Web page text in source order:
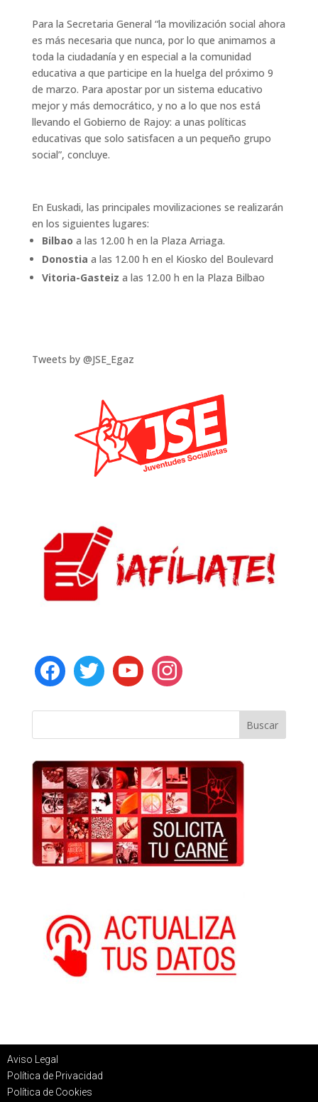
Para la Secretaria General “la movilización social ahora
es más necesaria que nunca, por lo que animamos a
toda la ciudadanía y en especial a la comunidad
educativa a que participe en la huelga del próximo 9
de marzo. Para apostar por un sistema educativo
mejor y más democrático, y no a lo que nos está
llevando el Gobierno de Rajoy: a unas políticas
educativas que solo satisfacen a un pequeño grupo
social”, concluye.
En Euskadi, las principales movilizaciones se realizarán
en los siguientes lugares:
Bilbao a las 12.00 h en la Plaza Arriaga.
Donostia a las 12.00 h en el Kiosko del Boulevard
Vitoria-Gasteiz a las 12.00 h en la Plaza Bilbao
Tweets by @JSE_Egaz
Aviso Legal
Política de Privacidad
Política de Cookies